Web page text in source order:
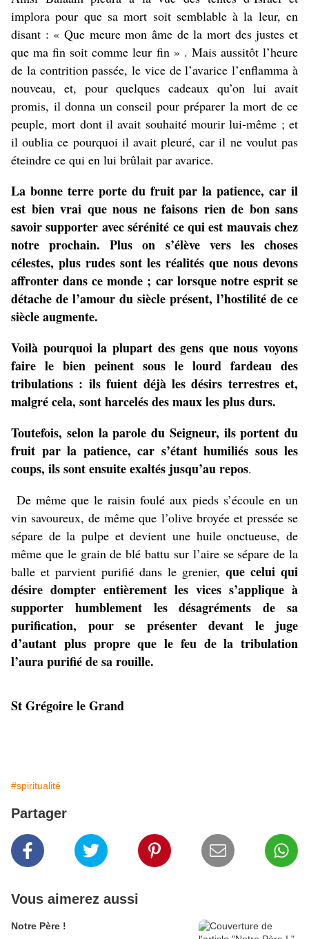
implora pour que sa mort soit semblable à la leur, en
disant : « Que meure mon âme de la mort des justes et
que ma fin soit comme leur fin » . Mais aussitôt l’heure
de la contrition passée, le vice de l’avarice l’enflamma à
nouveau, et, pour quelques cadeaux qu’on lui avait
promis, il donna un conseil pour préparer la mort de ce
peuple, mort dont il avait souhaité mourir lui-même ; et
il oublia ce pourquoi il avait pleuré, car il ne voulut pas
éteindre ce qui en lui brûlait par avarice.
La bonne terre porte du fruit par la patience, car il
est bien vrai que nous ne faisons rien de bon sans
savoir supporter avec sérénité ce qui est mauvais chez
notre prochain. Plus on s’élève vers les choses
célestes, plus rudes sont les réalités que nous devons
affronter dans ce monde ; car lorsque notre esprit se
détache de l’amour du siècle présent, l’hostilité de ce
siècle augmente.
Voilà pourquoi la plupart des gens que nous voyons
faire le bien peinent sous le lourd fardeau des
tribulations : ils fuient déjà les désirs terrestres et,
malgré cela, sont harcelés des maux les plus durs.
Toutefois, selon la parole du Seigneur, ils portent du
fruit par la patience, car s’étant humiliés sous les
coups, ils sont ensuite exaltés jusqu’au repos.
De même que le raisin foulé aux pieds s’écoule en un
vin savoureux, de même que l’olive broyée et pressée se
sépare de la pulpe et devient une huile onctueuse, de
même que le grain de blé battu sur l’aire se sépare de la
balle et parvient purifié dans le grenier, que celui qui
désire dompter entièrement les vices s’applique à
supporter humblement les désagréments de sa
purification, pour se présenter devant le juge
d’autant plus propre que le feu de la tribulation
l’aura purifié de sa rouille.
St Grégoire le Grand
#spiritualité
Partager
Vous aimerez aussi
Notre Père !